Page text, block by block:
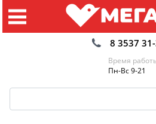
8 3537
Время
Пн-Вс 9-21